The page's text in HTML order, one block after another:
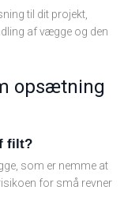
til dit projekt,
af vægge og den
opsætning
filt?
som er nemme at
for små revner